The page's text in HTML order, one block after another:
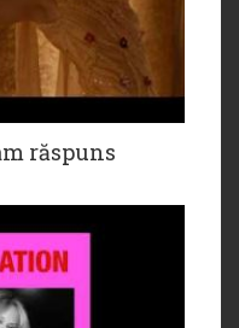
răspuns